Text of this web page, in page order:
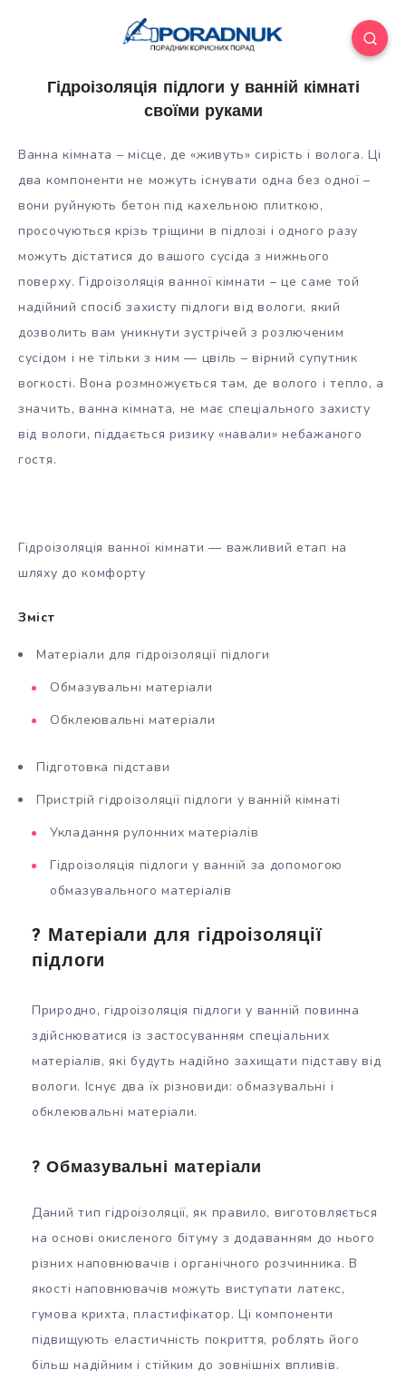
Гідроізоляція підлоги у ванній кімнаті
своїми руками
Ванна кімната – місце, де «живуть» сирість і волога. Ці
два компоненти не можуть існувати одна без одної –
вони руйнують бетон під кахельною плиткою,
просочуються крізь тріщини в підлозі і одного разу
можуть дістатися до вашого сусіда з нижнього
поверху. Гідроізоляціяванної кімнати – це саме той
надійний спосіб захисту підлоги від вологи, який
дозволить вам уникнути зустрічей з розлюченим
сусідом і не тільки з ним — цвіль – вірний супутник
вогкості. Вона розмножується там, де волого і тепло, а
значить, ванна кімната, не має спеціального захисту
від вологи, піддається ризику «навали» небажаного
гостя.
Гідроізоляція ванної кімнати — важливий етап на
шляху до комфорту
Зміст
Матеріали для гідроізоляції підлоги
Обмазувальні матеріали
Обклеювальні матеріали
Підготовка підстави
Пристрій гідроізоляції підлоги у ванній кімнаті
Укладання рулонних матеріалів
Гідроізоляція підлоги у ванній за допомогою
обмазувального матеріалів
? Матеріали для гідроізоляції
підлоги
Природно, гідроізоляція підлоги у ванній повинна
здійснюватися із застосуванням спеціальних
матеріалів, які будуть надійно захищати підставу від
вологи. Існує два їх різновиди: обмазувальні і
обклеювальні матеріали.
? Обмазувальні матеріали
Даний тип гідроізоляції, як правило, виготовляється
на основі окисленого бітуму з додаванням до нього
різних наповнювачів і органічного розчинника. В
якості наповнювачів можуть виступати латекс,
гумова крихта, пластифікатор. Ці компоненти
підвищують еластичність покриття, роблять його
більш надійним і стійким до зовнішніх впливів.